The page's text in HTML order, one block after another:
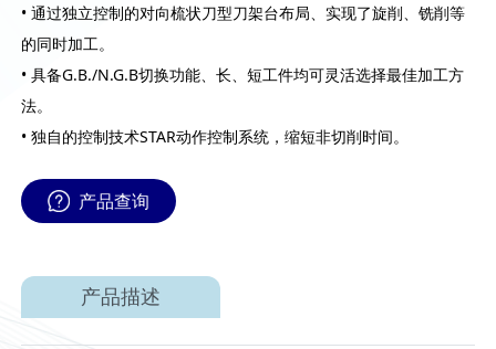
• 通过独立控制的对向梳状刀型刀架台布局、实现了旋削、铣削等
的同时加工。
• 具备G.B./N.G.B切换功能、长、短工件均可灵活选择最佳加工方
法。
• 独自的控制技术STAR动作控制系统，缩短非切削时间。
产品查询
产品描述